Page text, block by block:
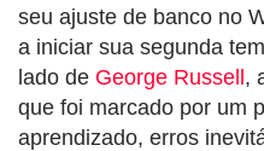
seu ajuste de banco no
a iniciar sua segunda
lado de George Russell,
que foi marcado por um
aprendizado, erros